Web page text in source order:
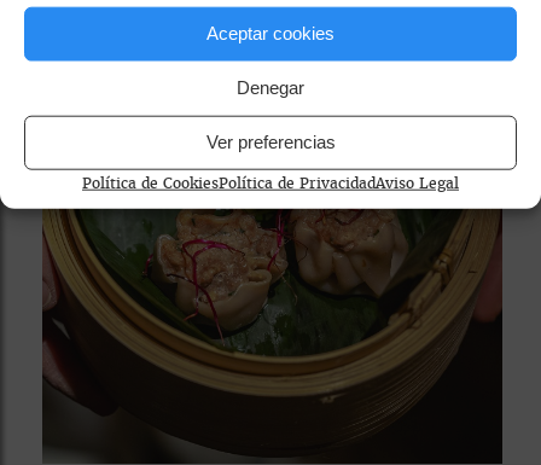
Aceptar cookies
Denegar
Ver preferencias
Política de CookiesPolítica de PrivacidadAviso Legal